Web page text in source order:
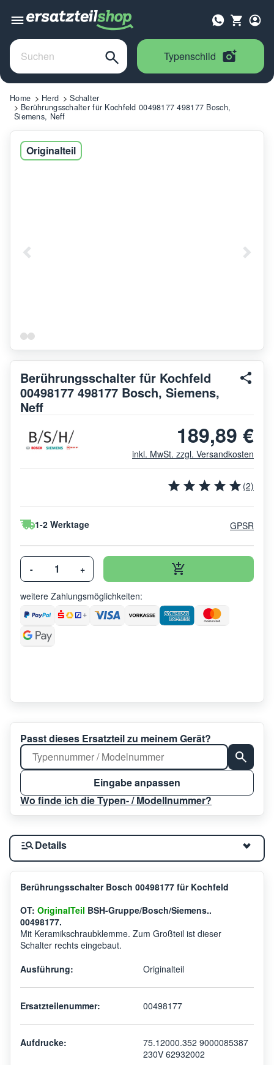
Typenschild
Home Herd
Schalter
Berührungsschalter für Kochfeld 00498177 498177 Bosch,
Siemens, Neff
Originalteil
Berührungsschalter für Kochfeld
00498177 498177 Bosch, Siemens,
Neff
189,89 €
inkl. MwSt. zzgl. Versandkosten
(2)
1-2 Werktage GPSR
- +
weitere Zahlungsmöglichkeiten:
Passt dieses Ersatzteil zu meinem Gerät?
Eingabe anpassen
Wo finde ich die Typen- / Modellnummer?
Details
Berührungsschalter Bosch 00498177 für Kochfeld
OT: OriginalTeil BSH-Gruppe/Bosch/Siemens..
00498177.
Mit Keramikschraubklemme. Zum Großteil ist dieser
Schalter rechts eingebaut.
Ausführung:
Originalteil
Ersatzteilenummer: 00498177
Aufdrucke:
75.12000.352 9000085387
230V 62932002